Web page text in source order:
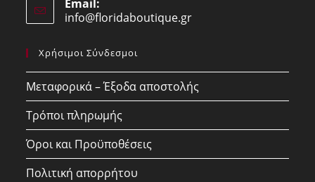
in
your
Email:
info@floridaboutique.grOpens
Χρήσιμοι Σύνδεσμοι
Μεταφορικά – Έξοδα αποστολής
Τρόποι πληρωμής
Όροι και Προϋποθέσεις
Πολιτική απορρήτου